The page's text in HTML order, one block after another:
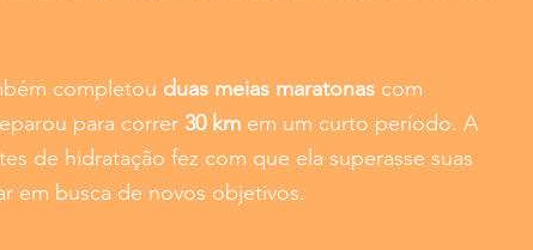
completou duas meias maratonas com
para correr 30 km em um curto período. A
de hidratação fez com que ela superasse suas
em busca de novos objetivos.